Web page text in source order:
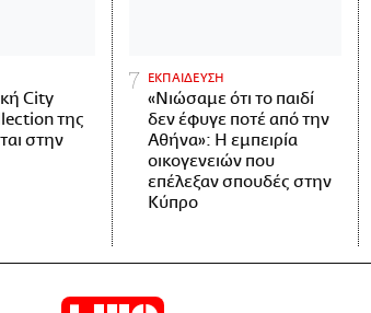
City
της
στην
ΕΚΠΑΙΔΕΥΣΗ
«Νιώσαμε ότι το παιδί
δεν έφυγε ποτέ από την
Αθήνα»: Η εμπειρία
οικογενειών που
επέλεξαν σπουδές στην
Κύπρο